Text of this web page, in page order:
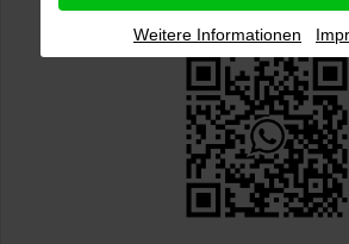
Weitere Informationen